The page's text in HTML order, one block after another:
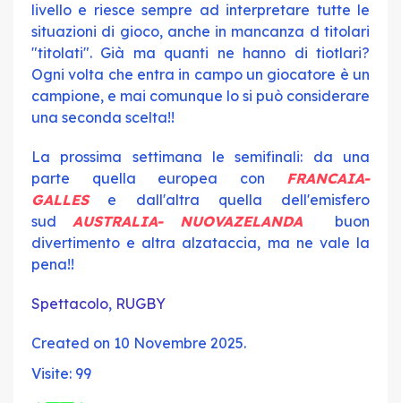
livello e riesce sempre ad interpretare tutte le
situazioni di gioco, anche in mancanza d titolari
"titolati". Già ma quanti ne hanno di tiotlari?
Ogni volta che entra in campo un giocatore è un
campione, e mai comunque lo si può considerare
una seconda scelta!!
La prossima settimana le semifinali: da una
parte quella europea con FRANCAIA-
GALLESe dall'altra quella dell'emisfero
sud AUSTRALIA- NUOVAZELANDA buon
divertimento e altra alzataccia, ma ne vale la
pena!!
Spettacolo, RUGBY
Created on 10 Novembre 2025.
Visite: 99